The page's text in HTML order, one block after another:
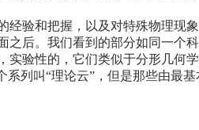
验和把握，以及对特殊物理现
后。我们看到的部分如同一个
验性的，它们类似于分形几何
列叫“理论云”，但是那些由最